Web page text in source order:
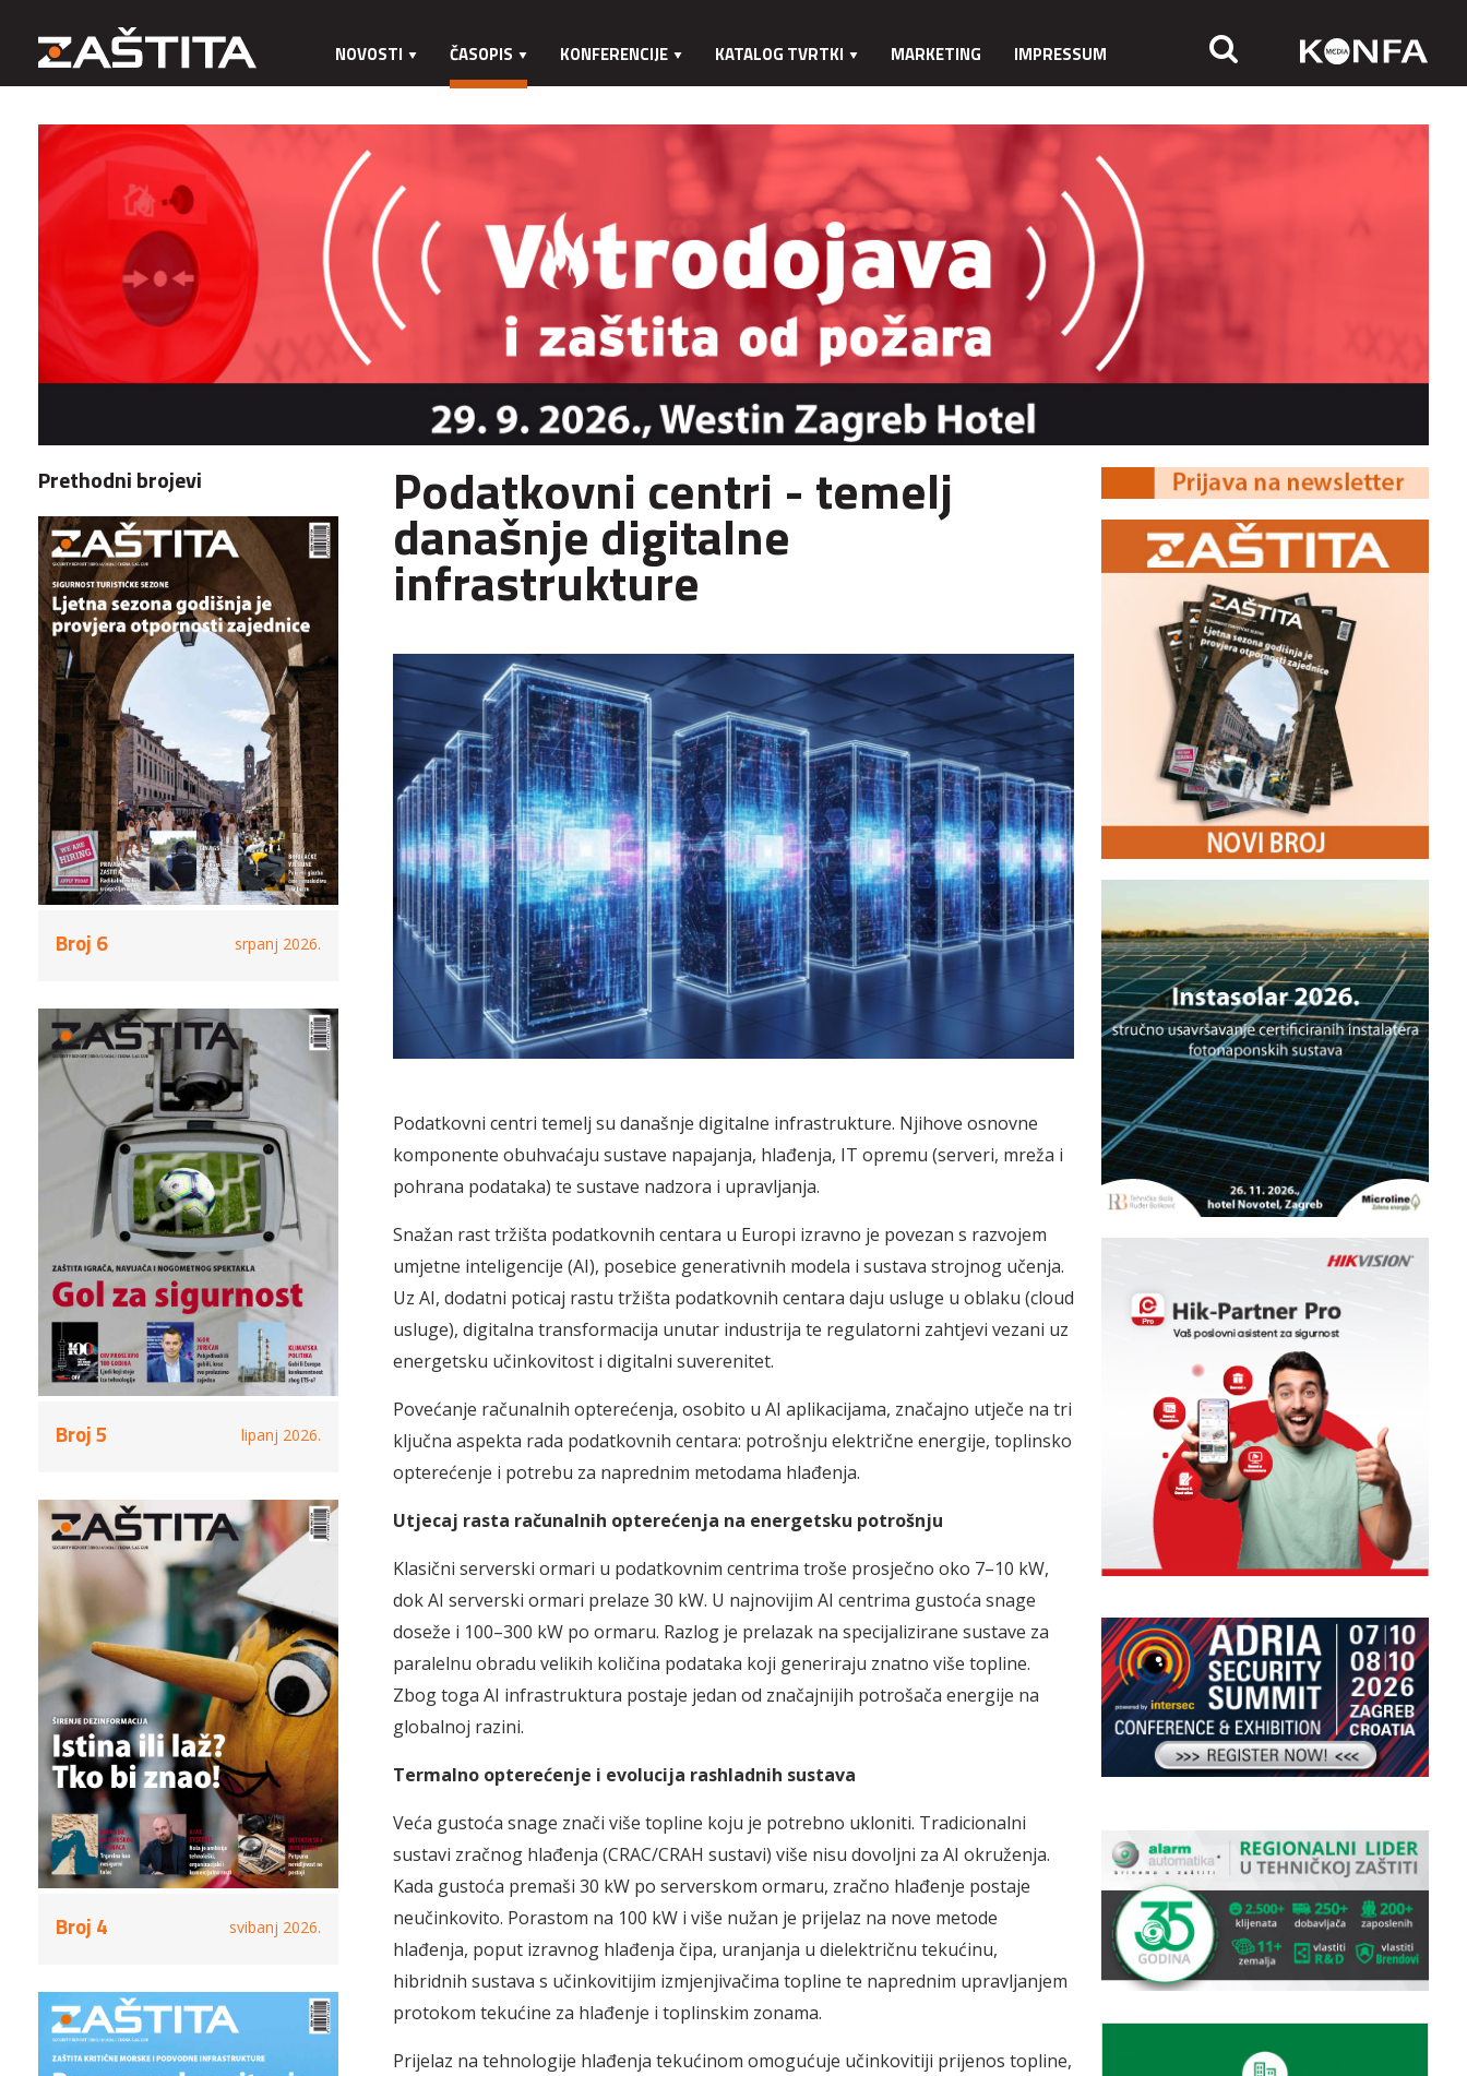
NOVOSTI ČASOPIS KONFERENCIJE KATALOG TVRTKI MARKETING IMPRESSUM
Prethodni brojevi
Broj 6 srpanj 2026.
Broj 5 lipanj 2026.
Broj 4 svibanj 2026.
Podatkovni centri - temelj
današnje digitalne
infrastrukture
Podatkovni centri temelj su današnje digitalne infrastrukture. Njihove osnovne
komponente obuhvaćaju sustave napajanja, hlađenja, IT opremu (serveri, mreža i
pohrana podataka) te sustave nadzora i upravljanja.
Snažan rast tržišta podatkovnih centara u Europi izravno je povezan s razvojem
umjetne inteligencije (AI), posebice generativnih modela i sustava strojnog učenja.
Uz AI, dodatni poticaj rastu tržišta podatkovnih centara daju usluge u oblaku (cloud
usluge), digitalna transformacija unutar industrija te regulatorni zahtjevi vezani uz
energetsku učinkovitost i digitalni suverenitet.
Povećanje računalnih opterećenja, osobito u AI aplikacijama, značajno utječe na tri
ključna aspekta rada podatkovnih centara: potrošnju električne energije, toplinsko
opterećenje i potrebu za naprednim metodama hlađenja.
Utjecaj rasta računalnih opterećenja na energetsku potrošnju
Klasični serverski ormari u podatkovnim centrima troše prosječno oko 7–10 kW,
dok AI serverski ormari prelaze 30 kW. U najnovijim AI centrima gustoća snage
doseže i 100–300 kW po ormaru. Razlog je prelazak na specijalizirane sustave za
paralelnu obradu velikih količina podataka koji generiraju znatno više topline.
Zbog toga AI infrastruktura postaje jedan od značajnijih potrošača energije na
globalnoj razini.
Termalno opterećenje i evolucija rashladnih sustava
Veća gustoća snage znači više topline koju je potrebno ukloniti. Tradicionalni
sustavi zračnog hlađenja (CRAC/CRAH sustavi) više nisu dovoljni za AI okruženja.
Kada gustoća premaši 30 kW po serverskom ormaru, zračno hlađenje postaje
neučinkovito. Porastom na 100 kW i više nužan je prijelaz na nove metode
hlađenja, poput izravnog hlađenja čipa, uranjanja u dielektričnu tekućinu,
hibridnih sustava s učinkovitijim izmjenjivačima topline te naprednim upravljanjem
protokom tekućine za hlađenje i toplinskim zonama.
Prijelaz na tehnologije hlađenja tekućinom omogućuje učinkovitiji prijenos topline,